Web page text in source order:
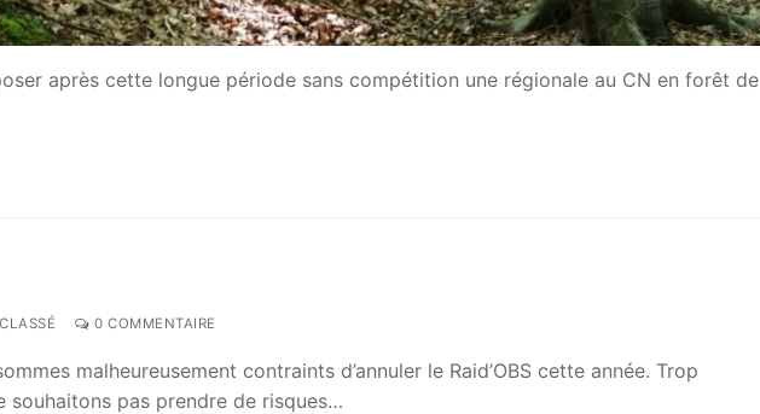
après cette longue période sans compétition une régionale au CN en forêt de
0 COMMENTAIRE
malheureusement contraints d’annuler le Raid’OBS cette année. Trop
souhaitons pas prendre de risques…